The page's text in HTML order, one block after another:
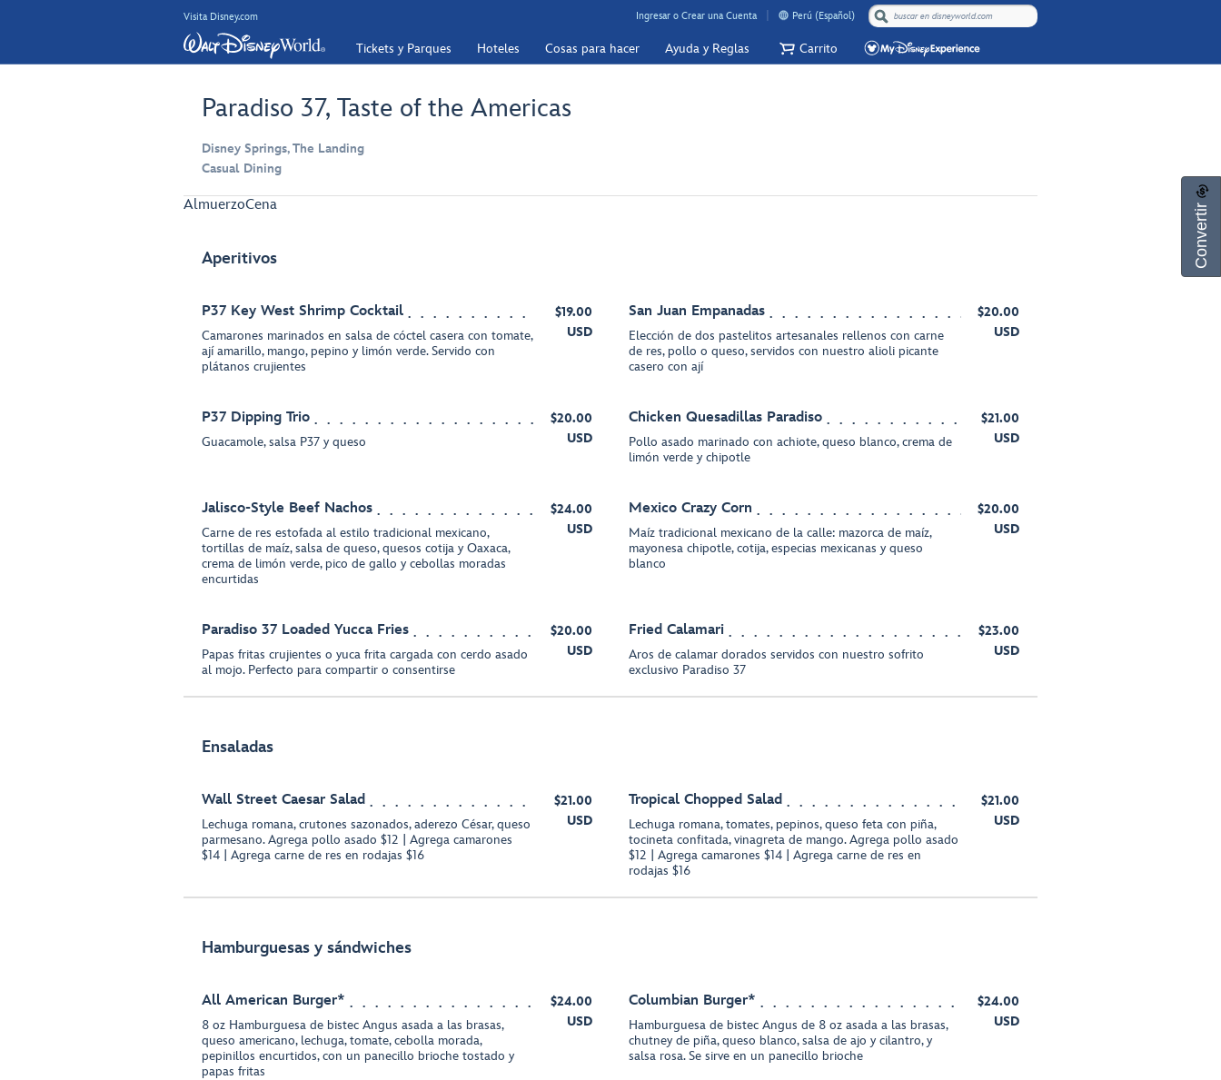
Visita Disney.com Ingresar o Crear una Cuenta Perú (Español)
Tickets y Parques Hoteles Cosas para hacer Ayuda y Reglas Carrito
Paradiso 37, Taste of the Americas
Disney Springs, The Landing
Casual Dining
AlmuerzoCena
Aperitivos
P37 Key West Shrimp Cocktail
Camarones marinados en salsa de cóctel casera con tomate,
ají amarillo, mango, pepino y limón verde. Servido con
plátanos crujientes
$19.00
USD
San Juan Empanadas
Elección de dos pastelitos artesanales rellenos con carne
de res, pollo o queso, servidos con nuestro alioli picante
casero con ají
$20.00
USD
P37 Dipping Trio
Guacamole, salsa P37 y queso
$20.00
USD
Chicken Quesadillas Paradiso
Pollo asado marinado con achiote, queso blanco, crema de
limón verde y chipotle
$21.00
USD
Jalisco-Style Beef Nachos
Carne de res estofada al estilo tradicional mexicano,
tortillas de maíz, salsa de queso, quesos cotija y Oaxaca,
crema de limón verde, pico de gallo y cebollas moradas
encurtidas
$24.00
USD
Mexico Crazy Corn
Maíz tradicional mexicano de la calle: mazorca de maíz,
mayonesa chipotle, cotija, especias mexicanas y queso
blanco
$20.00
USD
Paradiso 37 Loaded Yucca Fries
Papas fritas crujientes o yuca frita cargada con cerdo asado
al mojo. Perfecto para compartir o consentirse
$20.00
USD
Fried Calamari
Aros de calamar dorados servidos con nuestro sofrito
exclusivo Paradiso 37
$23.00
USD
Ensaladas
Wall Street Caesar Salad
Lechuga romana, crutones sazonados, aderezo César, queso
parmesano. Agrega pollo asado $12 | Agrega camarones
$14 | Agrega carne de res en rodajas $16
$21.00
USD
Tropical Chopped Salad
Lechuga romana, tomates, pepinos, queso feta con piña,
tocineta confitada, vinagreta de mango. Agrega pollo asado
$12 | Agrega camarones $14 | Agrega carne de res en
rodajas $16
$21.00
USD
Hamburguesas y sándwiches
All American Burger*
8 oz Hamburguesa de bistec Angus asada a las brasas,
queso americano, lechuga, tomate, cebolla morada,
pepinillos encurtidos, con un panecillo brioche tostado y
papas fritas
$24.00
USD
Columbian Burger*
Hamburguesa de bistec Angus de 8 oz asada a las brasas,
chutney de piña, queso blanco, salsa de ajo y cilantro, y
salsa rosa. Se sirve en un panecillo brioche
$24.00
USD
Convertir